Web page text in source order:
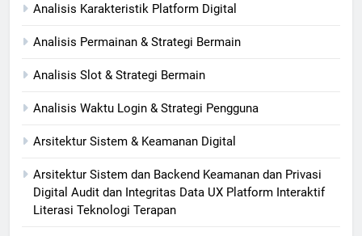
Analisis Karakteristik Platform Digital
Analisis Permainan & Strategi Bermain
Analisis Slot & Strategi Bermain
Analisis Waktu Login & Strategi Pengguna
Arsitektur Sistem & Keamanan Digital
Arsitektur Sistem dan Backend Keamanan dan Privasi
Digital Audit dan Integritas Data UX Platform Interaktif
Literasi Teknologi Terapan